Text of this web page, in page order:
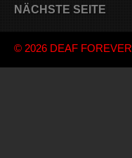
NÄCHSTE SEITE
© 2026 DEAF FOREVER